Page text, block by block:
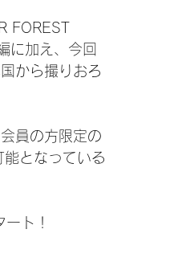
FOREST
に加え、今回
から撮りおろ
員の方限定の
となっている
ト！